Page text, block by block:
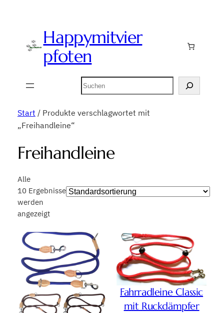
Happymitvier
pfoten
Suchen
Start / Produkte verschlagwortet mit
„Freihandleine“
Freihandleine
Alle
10 Ergebnisse
werden
angezeigt
Fahrradleine Classic
mit Ruckdämpfer